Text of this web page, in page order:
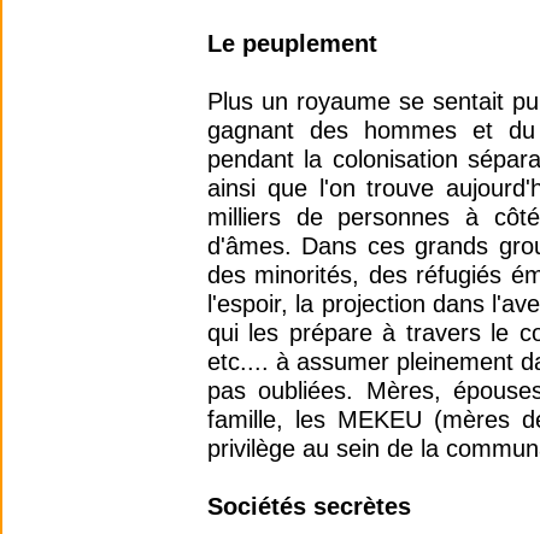
Le peuplement
Plus un royaume se sentait
gagnant des hommes et
pendant la colonisation
ainsi que l'on trouve
milliers de personnes à
d'âmes. Dans ces grands
des minorités, des réfugiés
l'espoir, la projection dans
qui les prépare à travers le
etc.... à assumer pleinement
pas oubliées. Mères,
famille, les MEKEU (mères
privilège au sein de la
Sociétés secrètes